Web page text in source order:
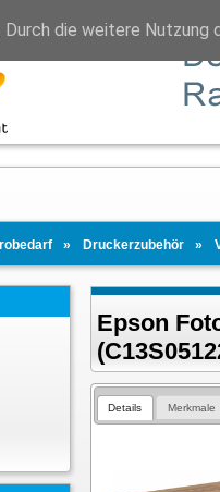
Druckerzubehör
Epson
Details Merkmale
Durch die weitere